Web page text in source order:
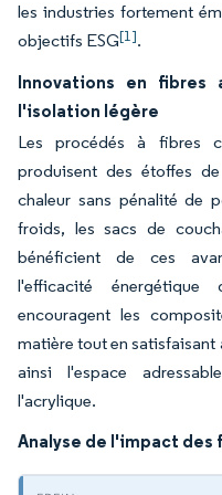
les industries fortement
objectifs ESG[1].
Innovations en fibres
l'isolation légère
Les procédés à fibres
produisent des étoffes
chaleur sans pénalité de
froids, les sacs de
bénéficient de ces
l'efficacité énergétique
encouragent les
matière tout en satisfaisant
ainsi l'espace
l'acrylique.
Analyse de l'impact des